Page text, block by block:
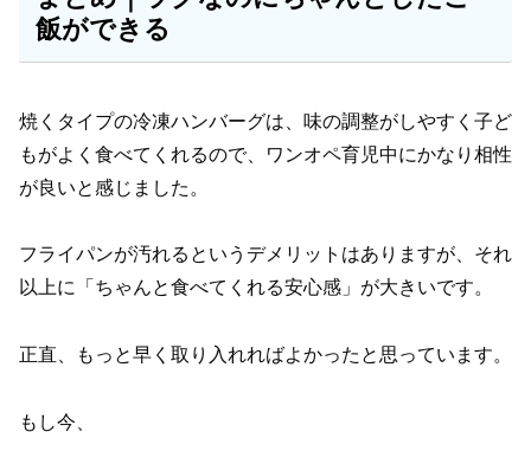
飯ができる
焼くタイプの冷凍ハンバーグは、味の調整がしやすく子ど
もがよく食べてくれるので、ワンオペ育児中にかなり相性
が良いと感じました。
フライパンが汚れるというデメリットはありますが、それ
以上に「ちゃんと食べてくれる安心感」が大きいです。
正直、もっと早く取り入れればよかったと思っています。
もし今、